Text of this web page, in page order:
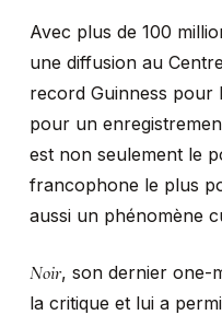
Avec plus de 100
une diffusion au
record Guinness pour
pour un
est non seulement le
francophone le plus
aussi un phénomène
Noir, son dernier one-
la critique et lui a